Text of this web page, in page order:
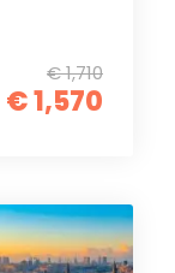
€ 1,710
€ 1,570